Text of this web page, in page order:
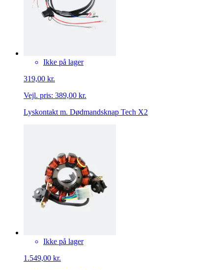
Ikke på lager
319,00 kr.
Vejl. pris: 389,00 kr.
Lyskontakt m. Dødmandsknap Tech X2
Ikke på lager
1.549,00 kr.